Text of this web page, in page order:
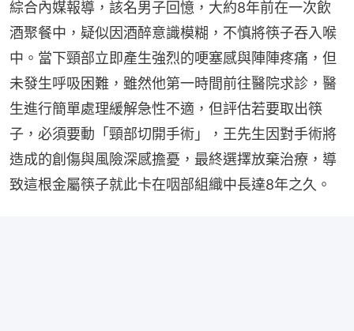
綜合內媒報導，該名男子回憶，大約8年前在一次飲
酒聚餐中，疑似因酒醉意識模糊，不慎將筷子吞入喉
中。當下頸部立即產生強烈的哽塞感與陣陣疼痛，但
未發生呼吸困難，雖然他第一時間前往醫院求診，醫
生進行簡單處理緩解急性不適，但評估若要取出筷
子，必須要動「頸部切開手術」，王先生因對手術將
造成的創傷與風險深感擔憂，最終選擇放棄治療，導
致這根金屬筷子就此卡在咽部組織中長達8年之久。